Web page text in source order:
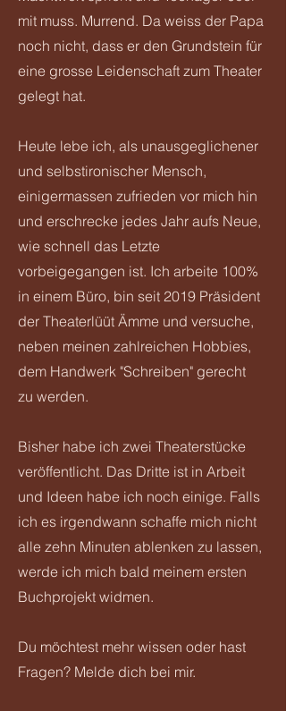
mit muss. Murrend. Da weiss der Papa
noch nicht, dass er den Grundstein für
eine grosse Leidenschaft zum Theater
gelegt hat.
​Heute lebe ich, als unausgeglichener
und selbstironischer Mensch,
einigermassen zufrieden vor mich hin
und erschrecke jedes Jahr aufs Neue,
wie schnell das Letzte
vorbeigegangen ist. Ich arbeite 100%
in einem Büro, bin seit 2019 Präsident
der Theaterlüüt Ämme und versuche,
neben meinen zahlreichen Hobbies,
dem Handwerk "Schreiben" gerecht
zu werden.
Bisher habe ich zwei Theaterstücke
veröffentlicht. Das Dritte ist in Arbeit
und Ideen habe ich noch einige. Falls
ich es irgendwann schaffe mich nicht
alle zehn Minuten ablenken zu lassen,
werde ich mich bald meinem ersten
Buchprojekt widmen.
Du möchtest mehr wissen oder hast
Fragen? Melde dich bei mir.